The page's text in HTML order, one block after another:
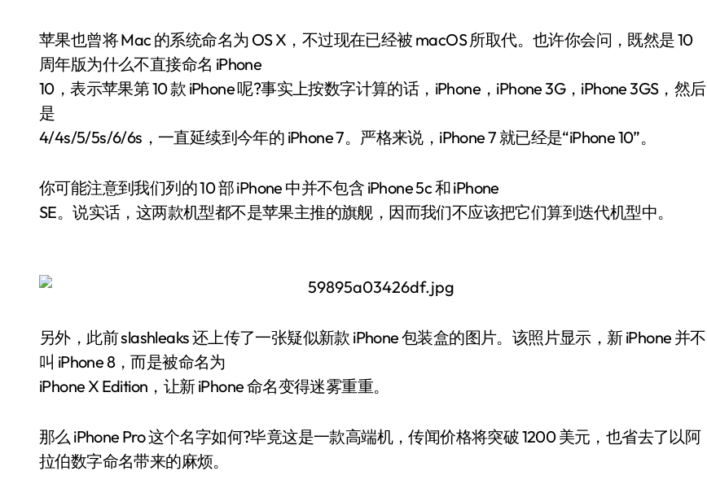
苹果也曾将 Mac 的系统命名为 OS X，不过现在已经被 macOS 所取代。也许你会问，既然是 10
周年版为什么不直接命名 iPhone
10，表示苹果第 10 款 iPhone 呢?事实上按数字计算的话，iPhone，iPhone 3G，iPhone 3GS，然后
是
4/4s/5/5s/6/6s，一直延续到今年的 iPhone 7。严格来说，iPhone 7 就已经是“iPhone 10”。
你可能注意到我们列的 10 部 iPhone 中并不包含 iPhone 5c 和 iPhone
SE。说实话，这两款机型都不是苹果主推的旗舰，因而我们不应该把它们算到迭代机型中。
另外，此前 slashleaks 还上传了一张疑似新款 iPhone 包装盒的图片。该照片显示，新 iPhone 并不
叫 iPhone 8，而是被命名为
iPhone X Edition，让新 iPhone 命名变得迷雾重重。
那么 iPhone Pro 这个名字如何?毕竟这是一款高端机，传闻价格将突破 1200 美元，也省去了以阿
拉伯数字命名带来的麻烦。